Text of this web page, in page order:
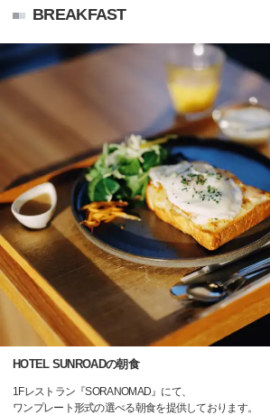
BREAKFAST
HOTEL SUNROADの朝食
1Fレストラン『SORANOMAD』にて、
ワンプレート形式の選べる朝食を提供しております。